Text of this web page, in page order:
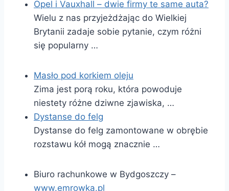
Opel i Vauxhall – dwie firmy te same auta?
Wielu z nas przyjeżdżając do Wielkiej
Brytanii zadaje sobie pytanie, czym różni
się popularny …
Masło pod korkiem oleju
Zima jest porą roku, która powoduje
niestety różne dziwne zjawiska, …
Dystanse do felg
Dystanse do felg zamontowane w obrębie
rozstawu kół mogą znacznie …
Biuro rachunkowe w Bydgoszczy –
www.emrowka.pl